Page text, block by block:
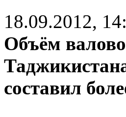
18.09.2012,
Объём
составил